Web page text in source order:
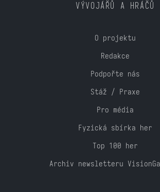
VÝVOJÁŘŮ A HRÁČŮ
O projektu
Redakce
Podpořte nás
Stáž / Praxe
Pro média
Fyzická sbírka her
Top 100 her
Archiv newsletteru